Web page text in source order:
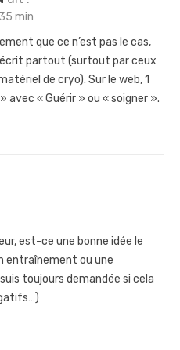
min
que ce n’est pas le cas,
partout (surtout par ceux
de cryo). Sur le web, 1
avec « Guérir » ou « soigner ».
est-ce une bonne idée le
entraînement ou une
toujours demandée si cela